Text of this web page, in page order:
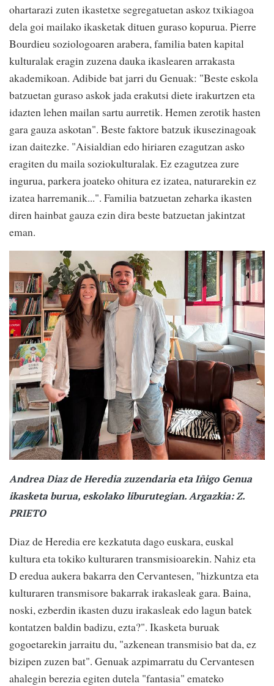
ohartarazi zuten ikastetxe segregatuetan askoz txikiagoa
dela goi mailako ikasketak dituen guraso kopurua. Pierre
Bourdieu soziologoaren arabera, familia baten kapital
kulturalak eragin zuzena dauka ikaslearen arrakasta
akademikoan. Adibide bat jarri du Genuak: "Beste eskola
batzuetan guraso askok jada erakutsi diete irakurtzen eta
idazten lehen mailan sartu aurretik. Hemen zerotik hasten
gara gauza askotan". Beste faktore batzuk ikusezinagoak
izan daitezke. "Aisialdian edo hiriaren ezagutzan asko
eragiten du maila soziokulturalak. Ez ezagutzea zure
ingurua, parkera joateko ohitura ez izatea, naturarekin ez
izatea harremanik...". Familia batzuetan zeharka ikasten
diren hainbat gauza ezin dira beste batzuetan jakintzat
eman.
Andrea Diaz de Heredia zuzendaria eta Iñigo Genua
ikasketa burua, eskolako liburutegian. Argazkia: Z.
PRIETO
Diaz de Heredia ere kezkatuta dago euskara, euskal
kultura eta tokiko kulturaren transmisioarekin. Nahiz eta
D eredua aukera bakarra den Cervantesen, "hizkuntza eta
kulturaren transmisore bakarrak irakasleak gara. Baina,
noski, ezberdin ikasten duzu irakasleak edo lagun batek
kontatzen baldin badizu, ezta?". Ikasketa buruak
gogoetarekin jarraitu du, "azkenean transmisio bat da, ez
bizipen zuzen bat". Genuak azpimarratu du Cervantesen
ahalegin berezia egiten dutela "fantasia" emateko